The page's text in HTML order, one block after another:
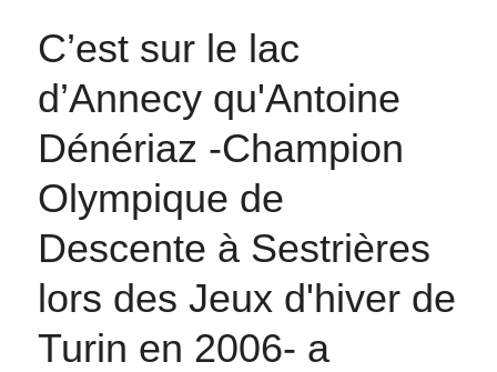
C’est sur le lac
d’Annecy qu'Antoine
Dénériaz -Champion
Olympique de
Descente à Sestrières
lors des Jeux d'hiver de
Turin en 2006- a